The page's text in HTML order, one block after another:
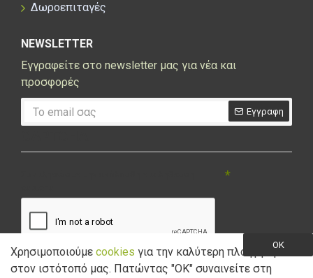
Δωροεπιταγές
NEWSLETTER
Εγγραφείτε στο newsletter μας για νέα και
προσφορές
Εγγραφη
Έχω διαβάσει και αποδέχομαι την Πολιτική Απορρήτου
OK
Χρησιμοποιούμε cookies για την καλύτερη πλοήγηση
στον ιστότοπό μας. Πατώντας "ΟK" συναινείτε στη